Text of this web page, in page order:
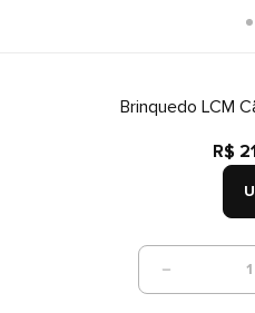
Brinquedo LCM
R$
U
1